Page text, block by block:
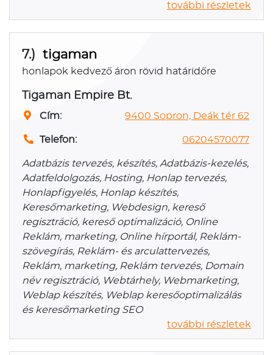
további részletek
7.) tigaman
honlapok kedvező áron rövid határidőre
Tigaman Empire Bt.
Cím: 9400 Sopron, Deák tér 62
Telefon: 06204570077
Adatbázis tervezés, készítés, Adatbázis-kezelés,
Adatfeldolgozás, Hosting, Honlap tervezés,
Honlapfigyelés, Honlap készítés,
Keresőmarketing, Webdesign, kereső
regisztráció, kereső optimalizáció, Online
Reklám, marketing, Online hírportál, Reklám-
szövegírás, Reklám- és arculattervezés,
Reklám, marketing, Reklám tervezés, Domain
név regisztráció, Webtárhely, Webmarketing,
Weblap készítés, Weblap keresőoptimalizálás
és keresőmarketing SEO
további részletek